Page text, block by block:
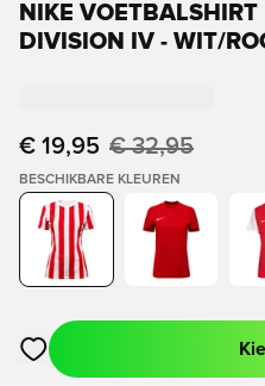
NIKE
DIVISION IV - WIT/
€ 19,95 € 32,95
BESCHIKBARE KLEUREN
Opent een venster om in te